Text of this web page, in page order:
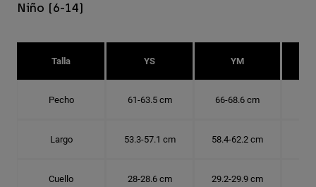
Niño (6-14)
Talla YS YM
Pecho 61-63.5 cm 66-68.6 cm
Largo 53.3-57.1 cm 58.4-62.2 cm
Cuello 28-28.6 cm 29.2-29.9 cm